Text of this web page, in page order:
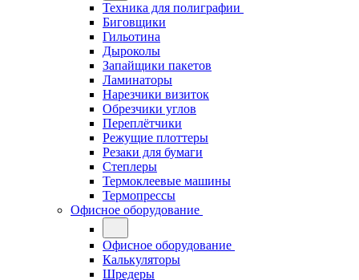
Техника для полиграфии
Биговщики
Гильотина
Дыроколы
Запайщики пакетов
Ламинаторы
Нарезчики визиток
Обрезчики углов
Переплётчики
Режущие плоттеры
Резаки для бумаги
Степлеры
Термоклеевые машины
Термопрессы
Офисное оборудование
Офисное оборудование
Калькуляторы
Шредеры